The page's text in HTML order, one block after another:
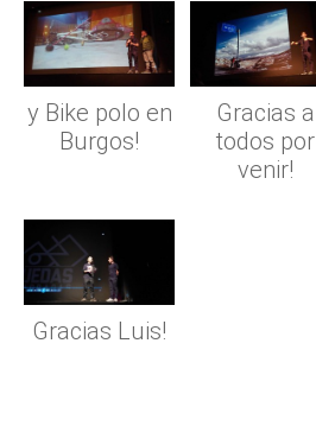
y Bike polo en
Burgos!
Gracias a
todos por
venir!
Gracias Luis!